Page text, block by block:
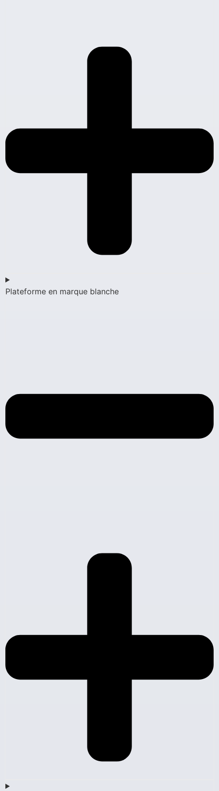
Plateforme en marque blanche